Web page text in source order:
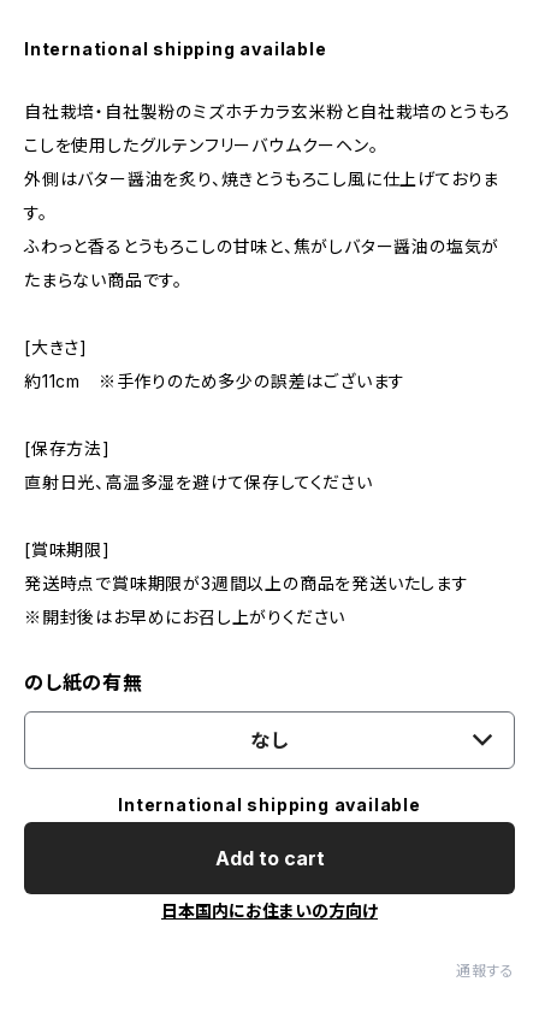
International shipping available
自社栽培・自社製粉のミズホチカラ玄米粉と自社栽培のとうもろ
こしを使用したグルテンフリーバウムクーヘン。
外側はバター醤油を炙り、焼きとうもろこし風に仕上げておりま
す。
ふわっと香るとうもろこしの甘味と、焦がしバター醤油の塩気が
たまらない商品です。
[大きさ]
約11cm ※手作りのため多少の誤差はございます
[保存方法]
直射日光、高温多湿を避けて保存してください
[賞味期限]
発送時点で賞味期限が3週間以上の商品を発送いたします
※開封後はお早めにお召し上がりください
のし紙の有無
なし
International shipping available
Add to cart
日本国内にお住まいの方向け
通報する